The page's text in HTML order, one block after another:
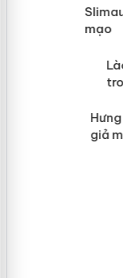
mạo